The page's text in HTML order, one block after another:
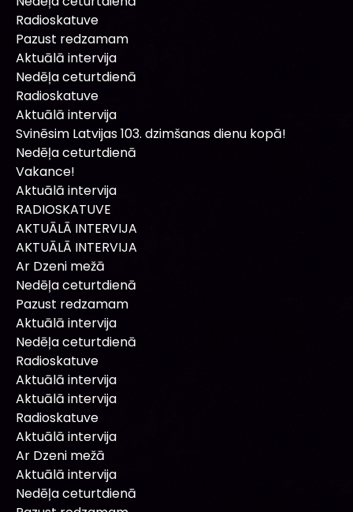
Radioskatuve
Pazust redzamam
Aktuālā intervija
Nedēļa ceturtdienā
Radioskatuve
Aktuālā intervija
Svinēsim Latvijas 103. dzimšanas dienu kopā!
Nedēļa ceturtdienā
Vakance!
Aktuālā intervija
RADIOSKATUVE
AKTUĀLĀ INTERVIJA
AKTUĀLĀ INTERVIJA
Ar Dzeni mežā
Nedēļa ceturtdienā
Pazust redzamam
Aktuālā intervija
Nedēļa ceturtdienā
Radioskatuve
Aktuālā intervija
Aktuālā intervija
Radioskatuve
Aktuālā intervija
Ar Dzeni mežā
Aktuālā intervija
Nedēļa ceturtdienā